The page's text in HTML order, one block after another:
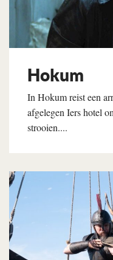
Hokum
In Hokum reist een
afgelegen Iers hotel
strooien....
Lees verder